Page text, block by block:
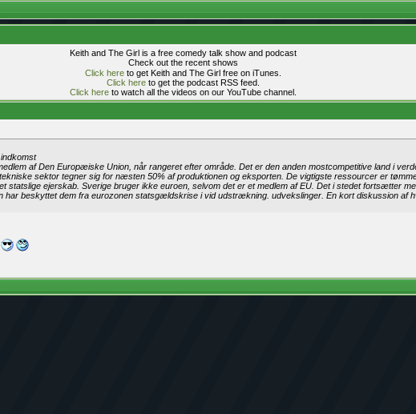
Keith and The Girl is a free comedy talk show and podcast
Check out the recent shows
Click hereto get Keith and The Girl free on iTunes.
Click hereto get the podcast RSS feed.
Click hereto watch all the videos on our YouTube channel.
af Den Europæiske Union, når rangeret efter område. Det er den anden mostcompetitive land i
sektor tegner sig for næsten 50% af produktionen og eksporten. De vigtigste ressourcer er
statslige ejerskab. Sverige bruger ikke euroen, selvom det er et medlem af EU. Det i stedet fortsætter
har beskyttet dem fra eurozonen statsgældskrise i vid udstrækning. udvekslinger. En kort diskussion af